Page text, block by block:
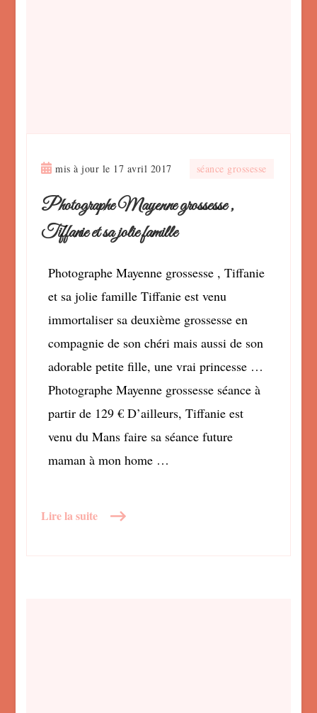
mis à jour le 17 avril 2017 séance grossesse
Photographe Mayenne grossesse ,
Tiffanie et sa jolie famille
Photographe Mayenne grossesse , Tiffanie
et sa jolie famille Tiffanie est venu
immortaliser sa deuxième grossesse en
compagnie de son chéri mais aussi de son
adorable petite fille, une vrai princesse …
Photographe Mayenne grossesse séance à
partir de 129 € D’ailleurs, Tiffanie est
venu du Mans faire sa séance future
maman à mon home …
Lire la suite